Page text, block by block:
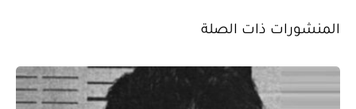
المنشورات ذات الصلة